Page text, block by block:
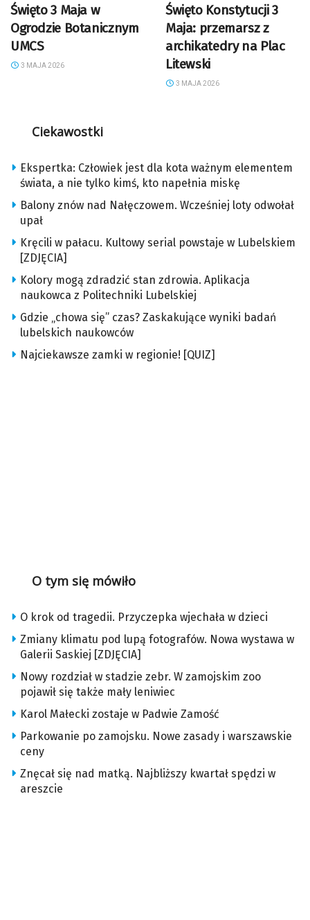
Święto 3 Maja w
Ogrodzie Botanicznym
UMCS
3 MAJA 2026
Święto Konstytucji 3
Maja: przemarsz z
archikatedry na Plac
Litewski
3 MAJA 2026
Ciekawostki
Ekspertka: Człowiek jest dla kota ważnym elementem
świata, a nie tylko kimś, kto napełnia miskę
Balony znów nad Nałęczowem. Wcześniej loty odwołał
upał
Kręcili w pałacu. Kultowy serial powstaje w Lubelskiem
[ZDJĘCIA]
Kolory mogą zdradzić stan zdrowia. Aplikacja
naukowca z Politechniki Lubelskiej
Gdzie „chowa się” czas? Zaskakujące wyniki badań
lubelskich naukowców
Najciekawsze zamki w regionie! [QUIZ]
O tym się mówiło
O krok od tragedii. Przyczepka wjechała w dzieci
Zmiany klimatu pod lupą fotografów. Nowa wystawa w
Galerii Saskiej [ZDJĘCIA]
Nowy rozdział w stadzie zebr. W zamojskim zoo
pojawił się także mały leniwiec
Karol Małecki zostaje w Padwie Zamość
Parkowanie po zamojsku. Nowe zasady i warszawskie
ceny
Znęcał się nad matką. Najbliższy kwartał spędzi w
areszcie